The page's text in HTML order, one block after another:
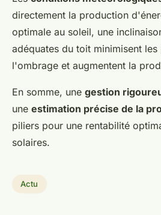
directement la production
optimale au soleil, une
adéquates du toit minimisent les
l'ombrage et augmentent la
En somme, une gestion
une estimation précise de la
piliers pour une rentabilité
solaires.
Actu